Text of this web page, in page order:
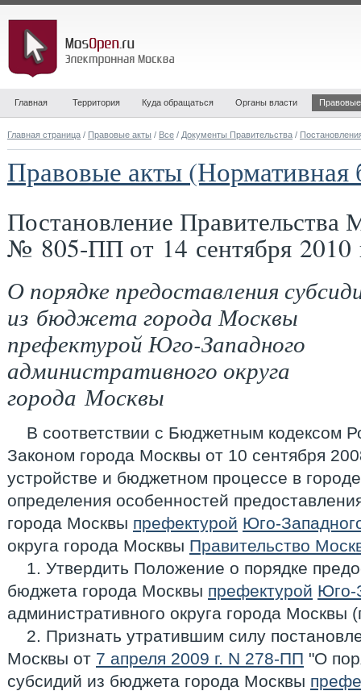
Главная Территория Куда обращаться Органы власти
Главная страница / Правовые акты / Все / Документы Правительства /
Правовые акты (Нормативная
Постановление Правительства
№ 805-ПП от 14 сентября 2010
О порядке предоставления
из бюджета города Москвы
префектурой Юго-Западного
административного округа
города Москвы
В соответствии с Бюджетным кодексом
Законом города Москвы от 10 сентября
устройстве и бюджетном процессе в
определения особенностей
города Москвы префектурой Юго-
округа города Москвы Правительство
1. Утвердить Положение о порядке
бюджета города Москвы префектурой Юго-
административного округа города Москвы
2. Признать утратившим силу
Москвы от 7 апреля 2009 г. N 278-ПП "О
субсидий из бюджета города Москвы